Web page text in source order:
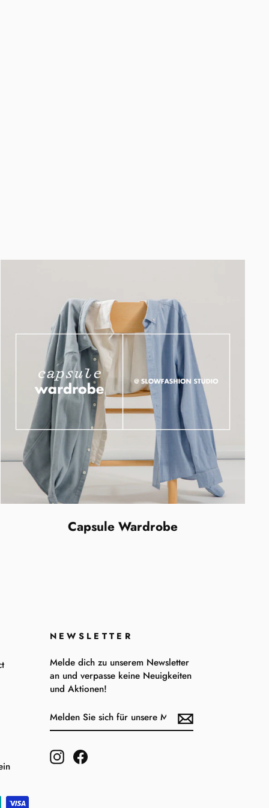
Capsule Wardrobe
NEWSLETTER
Melde dich zu unserem Newsletter
an und verpasse keine Neuigkeiten
und Aktionen!
SIE
SICH
UNSERE
MAILINGLISTE
InstagramFacebook